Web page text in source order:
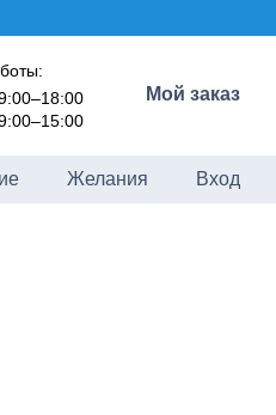
Мой заказ
Желания Вход